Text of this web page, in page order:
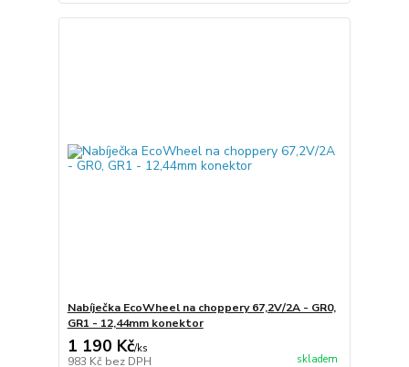
Nabíječka EcoWheel na choppery 67,2V/2A - GR0,
GR1 - 12,44mm konektor
1 190 Kč/ks
983 Kč bez DPH skladem